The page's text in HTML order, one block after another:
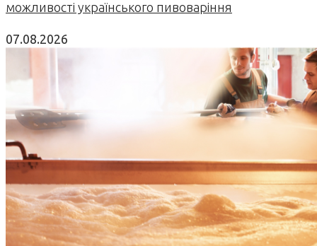
можливості українського пивоваріння
07.08.2026